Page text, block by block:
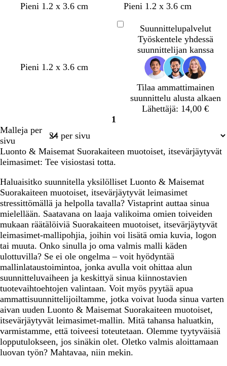
Pieni 1.2 x 3.6 cm Pieni 1.2 x 3.6 cm
Pieni 1.2 x 3.6 cm
Suunnittelupalvelut
Työskentele yhdessä
suunnittelijan kanssa
Tilaa ammattimainen
suunnittelu alusta alkaen
Lähettäjä: 14,00 €
Sivu
1
Malleja per
sivu
Luonto & Maisemat Suorakaiteen muotoiset, itsevärjäytyvät
leimasimet: Tee visiostasi totta.
Haluaisitko suunnitella yksilölliset Luonto & Maisemat
Suorakaiteen muotoiset, itsevärjäytyvät leimasimet
stressittömällä ja helpolla tavalla? Vistaprint auttaa sinua
mielellään. Saatavana on laaja valikoima omien toiveiden
mukaan räätälöiviä Suorakaiteen muotoiset, itsevärjäytyvät
leimasimet-mallipohjia, joihin voi lisätä omia kuvia, logon
tai muuta. Onko sinulla jo oma valmis malli käden
ulottuvilla? Se ei ole ongelma – voit hyödyntää
mallinlataustoimintoa, jonka avulla voit ohittaa alun
suunnitteluvaiheen ja keskittyä sinua kiinnostavien
tuotevaihtoehtojen valintaan. Voit myös pyytää apua
ammattisuunnittelijoiltamme, jotka voivat luoda sinua varten
aivan uuden Luonto & Maisemat Suorakaiteen muotoiset,
itsevärjäytyvät leimasimet-mallin. Mitä tahansa haluatkin,
varmistamme, että toiveesi toteutetaan. Olemme tyytyväisiä
lopputulokseen, jos sinäkin olet. Oletko valmis aloittamaan
luovan työn? Mahtavaa, niin mekin.